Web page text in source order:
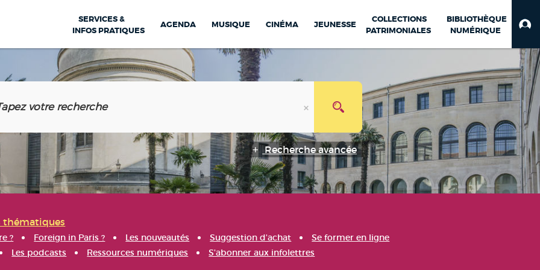
SERVICES &
INFOS PRATIQUES
AGENDA MUSIQUE CINÉMA JEUNESSE
COLLECTIONS
PATRIMONIALES
BIBLIOTHÈQUE
NUMÉRIQUE
Recherche avancée
thématiques
? Foreign in Paris ? Les nouveautés Suggestion d'achat
Se former en ligne
Les podcasts Ressources numériques S'abonner aux infolettres